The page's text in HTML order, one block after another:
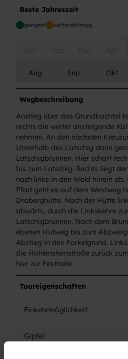
Beste Jahreszeit
geeignet wetterabhängig
Aug Sep Okt
Wegbeschreibung
Anstieg über das Grundbachtal
rechts die weiter ansteigende
nehmen. An den nächsten
Unterhalb des Latschig dann
Latschigbrunnen. Hier scharf
bis zum Latschig. Rechts liegt
nach links in den Wald hinein
Pfad geht es auf dem Westweg
Draberghütte. Nach der Hütte
abwärts, durch die Linkskehre
Latschigbrunnen. Nach dem
ebenen Hutweg bis zum
Abstieg in den Forkelgrund.
die Hohlensteinstraße zurück
hier zur Festhalle.
Toureigenschaften
Einkehrmöglichkeit
Gipfel